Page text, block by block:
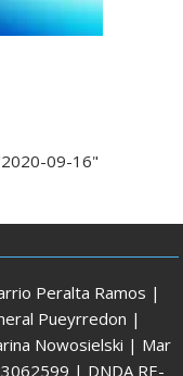
09-16"
Peralta Ramos |
Pueyrredon |
Nowosielski | Mar
| DNDA RE-